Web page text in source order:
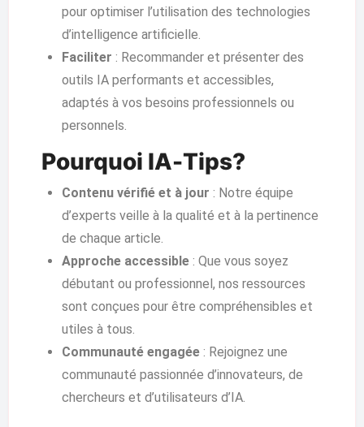
pour optimiser l’utilisation des technologies
d’intelligence artificielle.
Faciliter : Recommander et présenter des
outils IA performants et accessibles,
adaptés à vos besoins professionnels ou
personnels.
Pourquoi IA-Tips?
Contenu vérifié et à jour : Notre équipe
d’experts veille à la qualité et à la pertinence
de chaque article.
Approche accessible : Que vous soyez
débutant ou professionnel, nos ressources
sont conçues pour être compréhensibles et
utiles à tous.
Communauté engagée : Rejoignez une
communauté passionnée d’innovateurs, de
chercheurs et d’utilisateurs d’IA.